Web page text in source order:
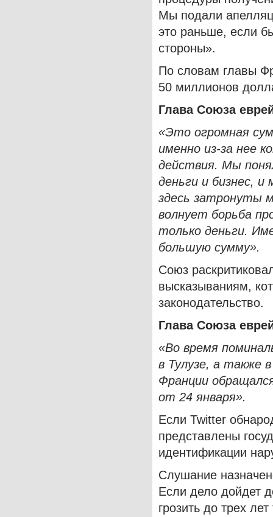
Мы подали
это раньше, если
стороны».
По словам главы
50 миллионов
Глава Союза
«Это огромная
именно из-за нее
действия. Мы
деньги и бизнес,
здесь затронуты
волнует борьба
только деньги.
большую сумму».
Союз
высказываниям,
законодательство.
Глава Союза
«Во время
в Тулузе, а также
Франции
от 24 января».
Если Twitter
представлены
идентификации
Слушание
Если дело дойдет
грозить до трех